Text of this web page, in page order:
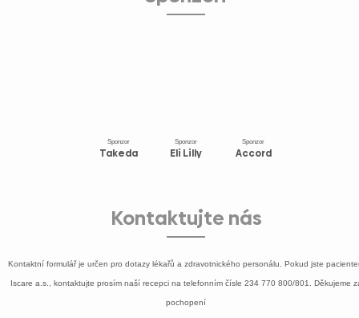
Sponzor
Takeda
Sponzor
Eli Lilly
Sponzor
Accord
Kontaktujte nás
Kontaktní formulář je určen pro dotazy lékařů a zdravotnického personálu. Pokud jste
Iscare a.s., kontaktujte prosím naší recepci na telefonním čísle 234 770 800/801 . Děkujeme
pochopení